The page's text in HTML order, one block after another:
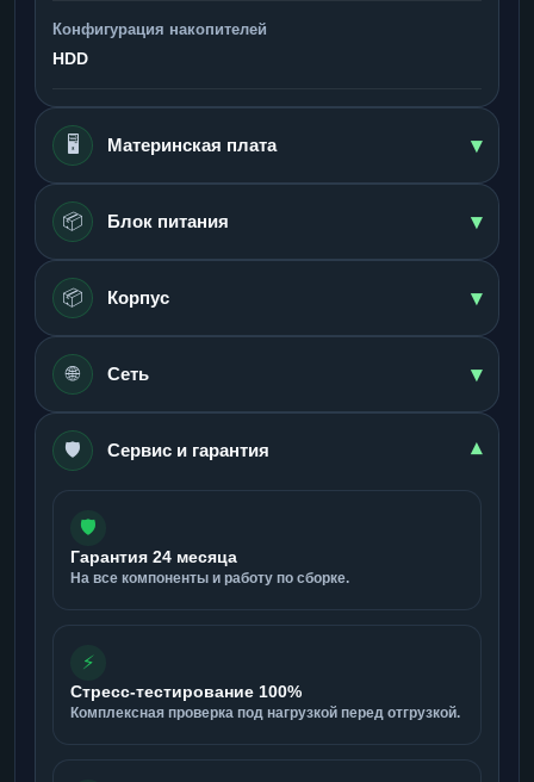
Конфигурация накопителей
HDD
🖥️ Материнская плата ▾
📦 Блок питания ▾
📦 Корпус ▾
🌐 Сеть ▾
🛡️ Сервис и гарантия ▾
🛡️
Гарантия 24 месяца
На все компоненты и работу по сборке.
⚡
Стресс-тестирование 100%
Комплексная проверка под нагрузкой перед отгрузкой.